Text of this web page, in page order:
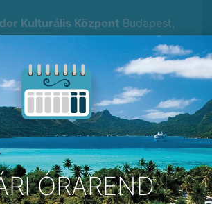
Kulturális Központ Budapest,
ÓRAREND